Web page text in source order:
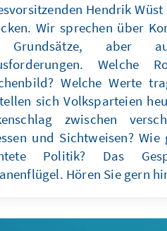
Hendrik
Wir sprechen über
aber
Welche
Welche Werte
sich Volksparteien
zwischen
und Sichtweisen?
Politik? Das
Hören Sie gern